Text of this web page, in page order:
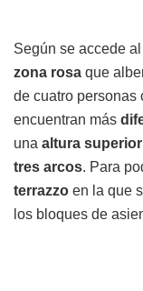
Según se accede
zona rosa que
de cuatro personas
encuentran más
una altura superior
tres arcos. Para
terrazzo en la que
los bloques de